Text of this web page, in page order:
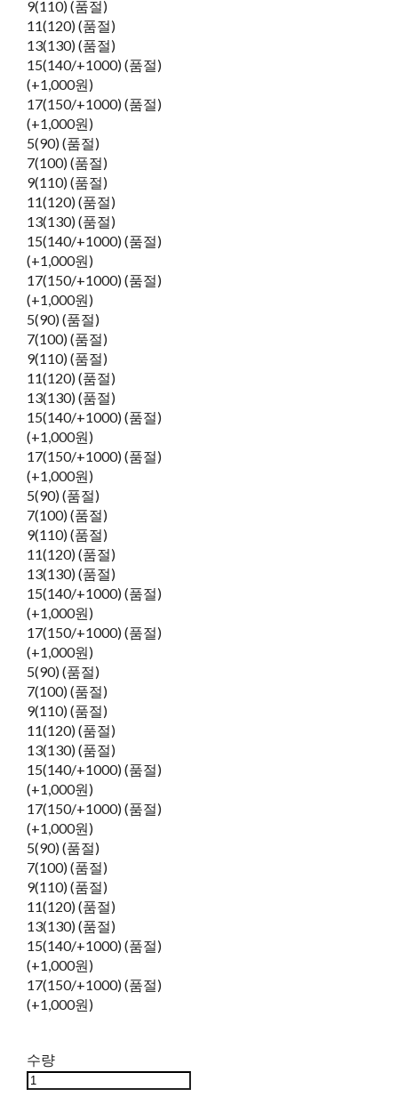
9(110) (품절)
11(120) (품절)
13(130) (품절)
15(140/+1000) (품절)
(+1,000원)
17(150/+1000) (품절)
(+1,000원)
5(90) (품절)
7(100) (품절)
9(110) (품절)
11(120) (품절)
13(130) (품절)
15(140/+1000) (품절)
(+1,000원)
17(150/+1000) (품절)
(+1,000원)
5(90) (품절)
7(100) (품절)
9(110) (품절)
11(120) (품절)
13(130) (품절)
15(140/+1000) (품절)
(+1,000원)
17(150/+1000) (품절)
(+1,000원)
5(90) (품절)
7(100) (품절)
9(110) (품절)
11(120) (품절)
13(130) (품절)
15(140/+1000) (품절)
(+1,000원)
17(150/+1000) (품절)
(+1,000원)
5(90) (품절)
7(100) (품절)
9(110) (품절)
11(120) (품절)
13(130) (품절)
15(140/+1000) (품절)
(+1,000원)
17(150/+1000) (품절)
(+1,000원)
5(90) (품절)
7(100) (품절)
9(110) (품절)
11(120) (품절)
13(130) (품절)
15(140/+1000) (품절)
(+1,000원)
17(150/+1000) (품절)
(+1,000원)
수량